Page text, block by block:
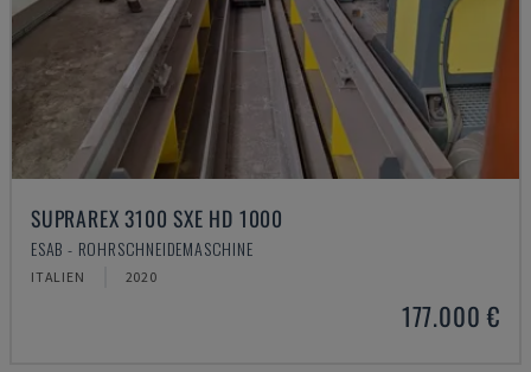
SUPRAREX 3100 SXE HD 1000
ESAB - ROHRSCHNEIDEMASCHINE
ITALIEN 2020
177.000 €